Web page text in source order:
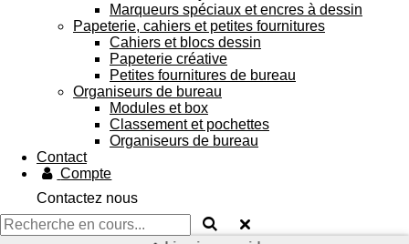
Marqueurs spéciaux et encres à dessin
Papeterie, cahiers et petites fournitures
Cahiers et blocs dessin
Papeterie créative
Petites fournitures de bureau
Organiseurs de bureau
Modules et box
Classement et pochettes
Organiseurs de bureau
Contact
Compte
Contactez nous